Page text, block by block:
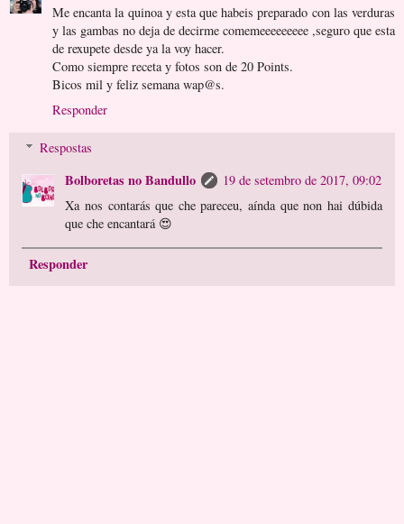
Me encanta la quinoa y esta que habeis preparado con las verduras
y las gambas no deja de decirme comemeeeeeeeee ,seguro que esta
de rexupete desde ya la voy hacer.
Como siempre receta y fotos son de 20 Points.
Bicos mil y feliz semana wap@s.
Responder
Respostas
Bolboretas no Bandullo
19 de setembro de 2017, 09:02
Xa nos contarás que che pareceu, aínda que non hai dúbida
que che encantará 😍
Responder